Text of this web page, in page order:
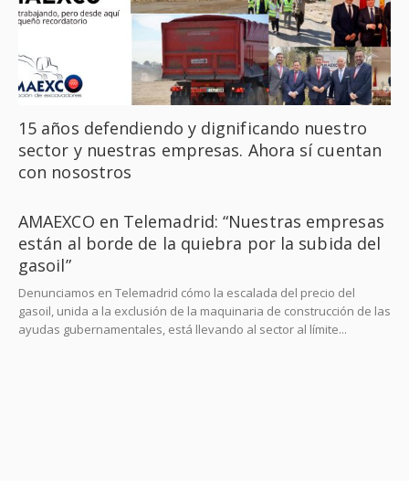
15 años defendiendo y dignificando nuestro
sector y nuestras empresas. Ahora sí cuentan
con nosostros
AMAEXCO en Telemadrid: “Nuestras empresas
están al borde de la quiebra por la subida del
gasoil”
Denunciamos en Telemadrid cómo la escalada del precio del
gasoil, unida a la exclusión de la maquinaria de construcción de las
ayudas gubernamentales, está llevando al sector al límite...